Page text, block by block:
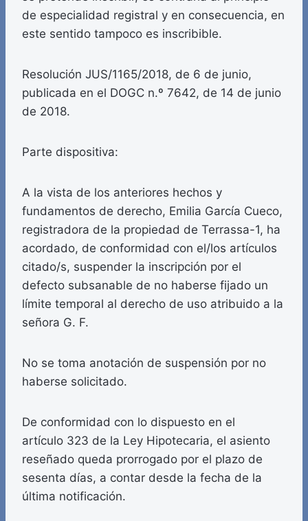
de especialidad registral y en consecuencia, en
este sentido tampoco es inscribible.
Resolución JUS/1165/2018, de 6 de junio,
publicada en el DOGC n.º 7642, de 14 de junio
de 2018.
Parte dispositiva:
A la vista de los anteriores hechos y
fundamentos de derecho, Emilia García Cueco,
registradora de la propiedad de Terrassa-1, ha
acordado, de conformidad con el/los artículos
citado/s, suspender la inscripción por el
defecto subsanable de no haberse fijado un
límite temporal al derecho de uso atribuido a la
señora G. F.
No se toma anotación de suspensión por no
haberse solicitado.
De conformidad con lo dispuesto en el
artículo 323 de la Ley Hipotecaria, el asiento
reseñado queda prorrogado por el plazo de
sesenta días, a contar desde la fecha de la
última notificación.